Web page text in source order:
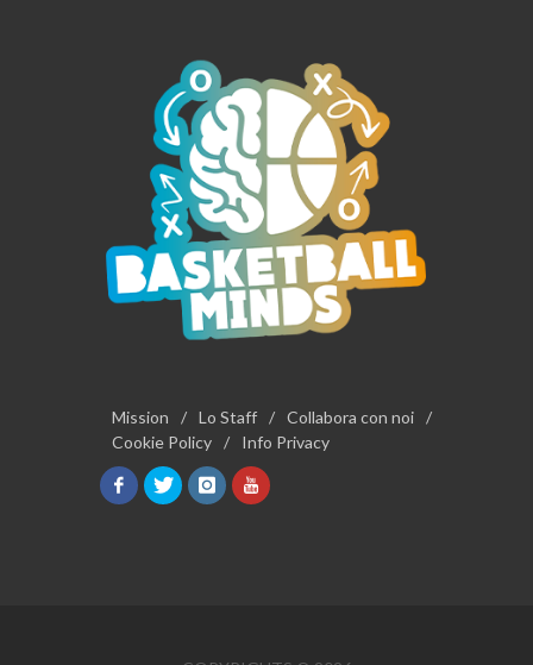
Mission / Lo Staff / Collabora con noi /
Cookie Policy / Info Privacy